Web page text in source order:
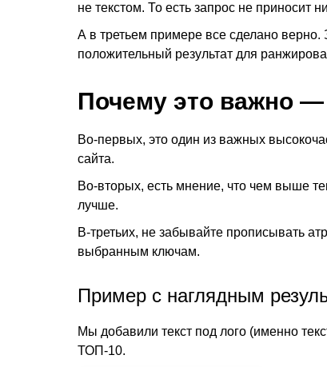
не текстом. То есть запрос не приносит
А в третьем примере все сделано верно.
положительный результат для
Почему это важно —
Во-первых, это один из важных
сайта.
Во-вторых, есть мнение, что чем выше
лучше.
В-третьих, не забывайте прописывать
выбранным ключам.
Пример с наглядным
Мы добавили текст под лого (именно
ТОП-10.